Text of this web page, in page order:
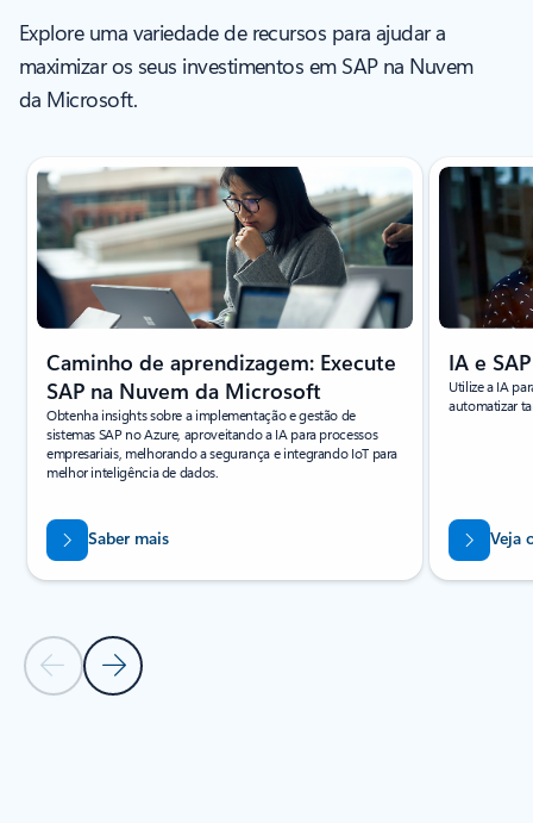
Explore uma variedade de recursos para ajudar a
maximizar os seus investimentos em SAP na Nuvem
da Microsoft.
A apresentar o diapositivo 1 de 6
Diapositivo Anterior
Diapositivo Seguinte
Caminho de aprendizagem: Execute
SAP na Nuvem da Microsoft
Obtenha insights sobre a implementação e gestão de
sistemas SAP no Azure, aproveitando a IA para processos
empresariais, melhorando a segurança e integrando IoT para
melhor inteligência de dados.
Saber mais
IA e SAP
Utilize a IA
automatizar
Veja